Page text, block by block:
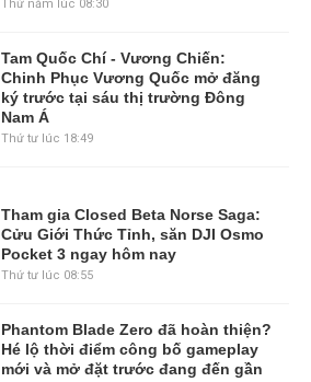
Thứ năm lúc 08:30
Tam Quốc Chí - Vương Chiến:
Chinh Phục Vương Quốc mở đăng
ký trước tại sáu thị trường Đông
Nam Á
Thứ tư lúc 18:49
Tham gia Closed Beta Norse Saga:
Cửu Giới Thức Tỉnh, săn DJI Osmo
Pocket 3 ngay hôm nay
Thứ tư lúc 08:55
Phantom Blade Zero đã hoàn thiện?
Hé lộ thời điểm công bố gameplay
mới và mở đặt trước đang đến gần